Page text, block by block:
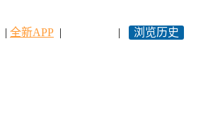
| 全新APP | | 浏览历史